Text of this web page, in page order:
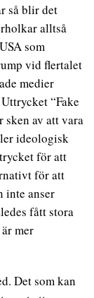
så blir det
alltså
som
vid flertalet
medier
“Fake
sken av att vara
ideologisk
för att
för att
inte anser
fått stora
mer
Det som kan